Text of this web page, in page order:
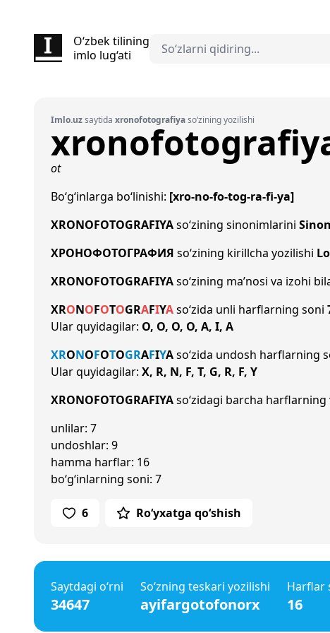
O‘zbek tilining
imlo lug‘ati
Imlo.uzsaytida xronofotografiyaso‘zining yozilishi
ot
Bo‘g‘inlarga bo‘linishi: [xro-no-fo-tog-ra-fi-ya]
XRONOFOTOGRAFIYAso‘zining sinonimlarini
ХРОНОФОТОГРАФИЯ so‘zining kirillcha yozilishi
XRONOFOTOGRAFIYAso‘zining ma’nosi va izohi
XRONOFOTOGRAFIYAso‘zida unli harflarning soni
Ular quyidagilar: O, O, O, O, A, I, A
XRONOFOTOGRAFIYAso‘zida undosh harflarning
Ular quyidagilar: X, R, N, F, T, G, R, F, Y
XRONOFOTOGRAFIYAso‘zidagi barcha harflarning
unlilar: 7
undoshlar: 9
hamma harflar: 16
bo‘g‘inlarning soni: 7
6 Ro‘yxatga qo‘shish
Saytdagi o‘rni
34647
So‘zning teskari yozilishi
ayifargotofonorx
Harflar
16